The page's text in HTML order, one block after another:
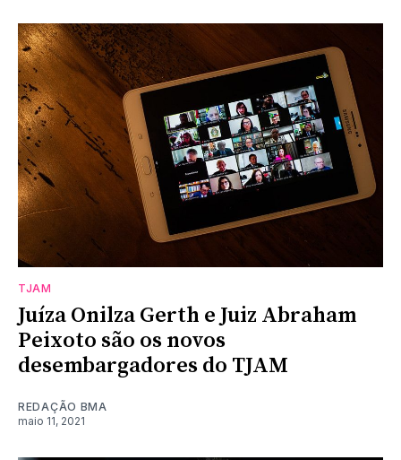
TJAM
Juíza Onilza Gerth e Juiz Abraham
Peixoto são os novos
desembargadores do TJAM
REDAÇÃO BMA
maio 11, 2021